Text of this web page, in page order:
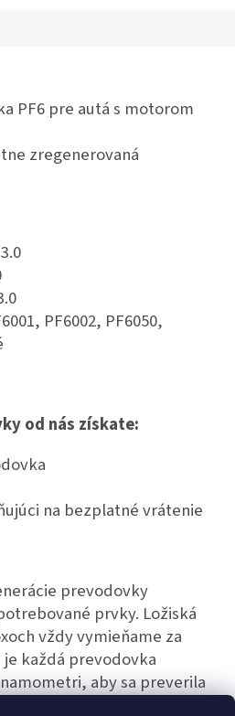
PF6 pre autá s motorom
zregenerovaná
PF6002, PF6050,
od nás získate:
na bezplatné vrátenie
prevodovky
prvky. Ložiská
vždy vymieňame za
každá prevodovka
aby sa preverila